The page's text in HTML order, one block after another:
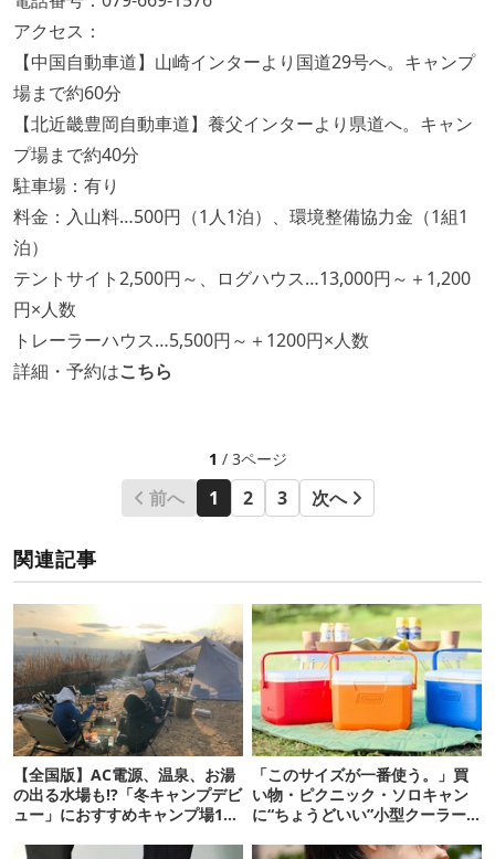
アクセス：
【中国自動車道】山崎インターより国道29号へ。キャンプ
場まで約60分
【北近畿豊岡自動車道】養父インターより県道へ。キャン
プ場まで約40分
駐車場：有り
料金：入山料…500円（1人1泊）、環境整備協力金（1組1
泊）
テントサイト2,500円～、ログハウス…13,000円～＋1,200
円×人数
トレーラーハウス…5,500円～＋1200円×人数
詳細・予約はこちら
1 / 3ページ
前へ 1 2 3 次へ
関連記事
【全国版】AC電源、温泉、お湯
の出る水場も!?「冬キャンプデビ
ュー」におすすめキャンプ場10
「このサイズが一番使う。」買
い物・ピクニック・ソロキャン
に“ちょうどいい”小型クーラー